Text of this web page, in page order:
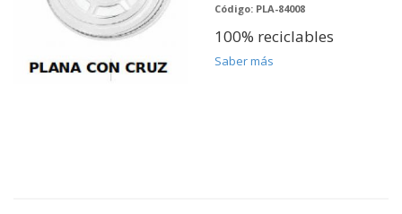
Código: PLA-84008
100% reciclables
Saber más